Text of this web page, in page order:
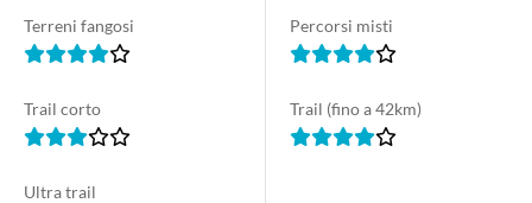
Terreni fangosi Percorsi misti
Trail corto Trail (fino a 42km)
Ultra trail